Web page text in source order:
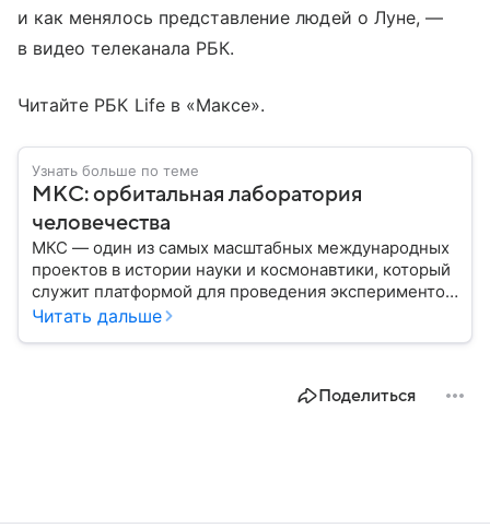
и как менялось представление людей о Луне, —
в видео телеканала РБК.
Читайте РБК Life в «Максе».
Узнать больше по теме
МКС: орбитальная лаборатория
человечества
МКС — один из самых масштабных международных
проектов в истории науки и космонавтики, который
служит платформой для проведения экспериментов
в условиях невесомости и символом
принадлежит и какое значение имеет для
Читать дальше
Поделиться